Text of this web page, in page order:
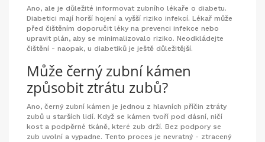
Ano, ale je důležité informovat zubního lékaře o diabetu.
Diabetici mají horší hojení a vyšší riziko infekcí. Lékař může
před čištěním doporučit léky na prevenci infekce nebo
upravit plán, aby se minimalizovalo riziko. Neodkládejte
čištění - naopak, u diabetiků je ještě důležitější.
Může černý zubní kámen
způsobit ztrátu zubů?
Ano, černý zubní kámen je jednou z hlavních příčin ztráty
zubů u starších lidí. Když se kámen tvoří pod dásní, ničí
kost a podpěrné tkáně, které zub drží. Bez podpory se
zub uvolní a vypadne. Tento proces je nevratný - ztracený